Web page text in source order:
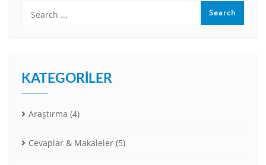
KATEGORILER
Araştırma (4)
Cevaplar & Makaleler (5)